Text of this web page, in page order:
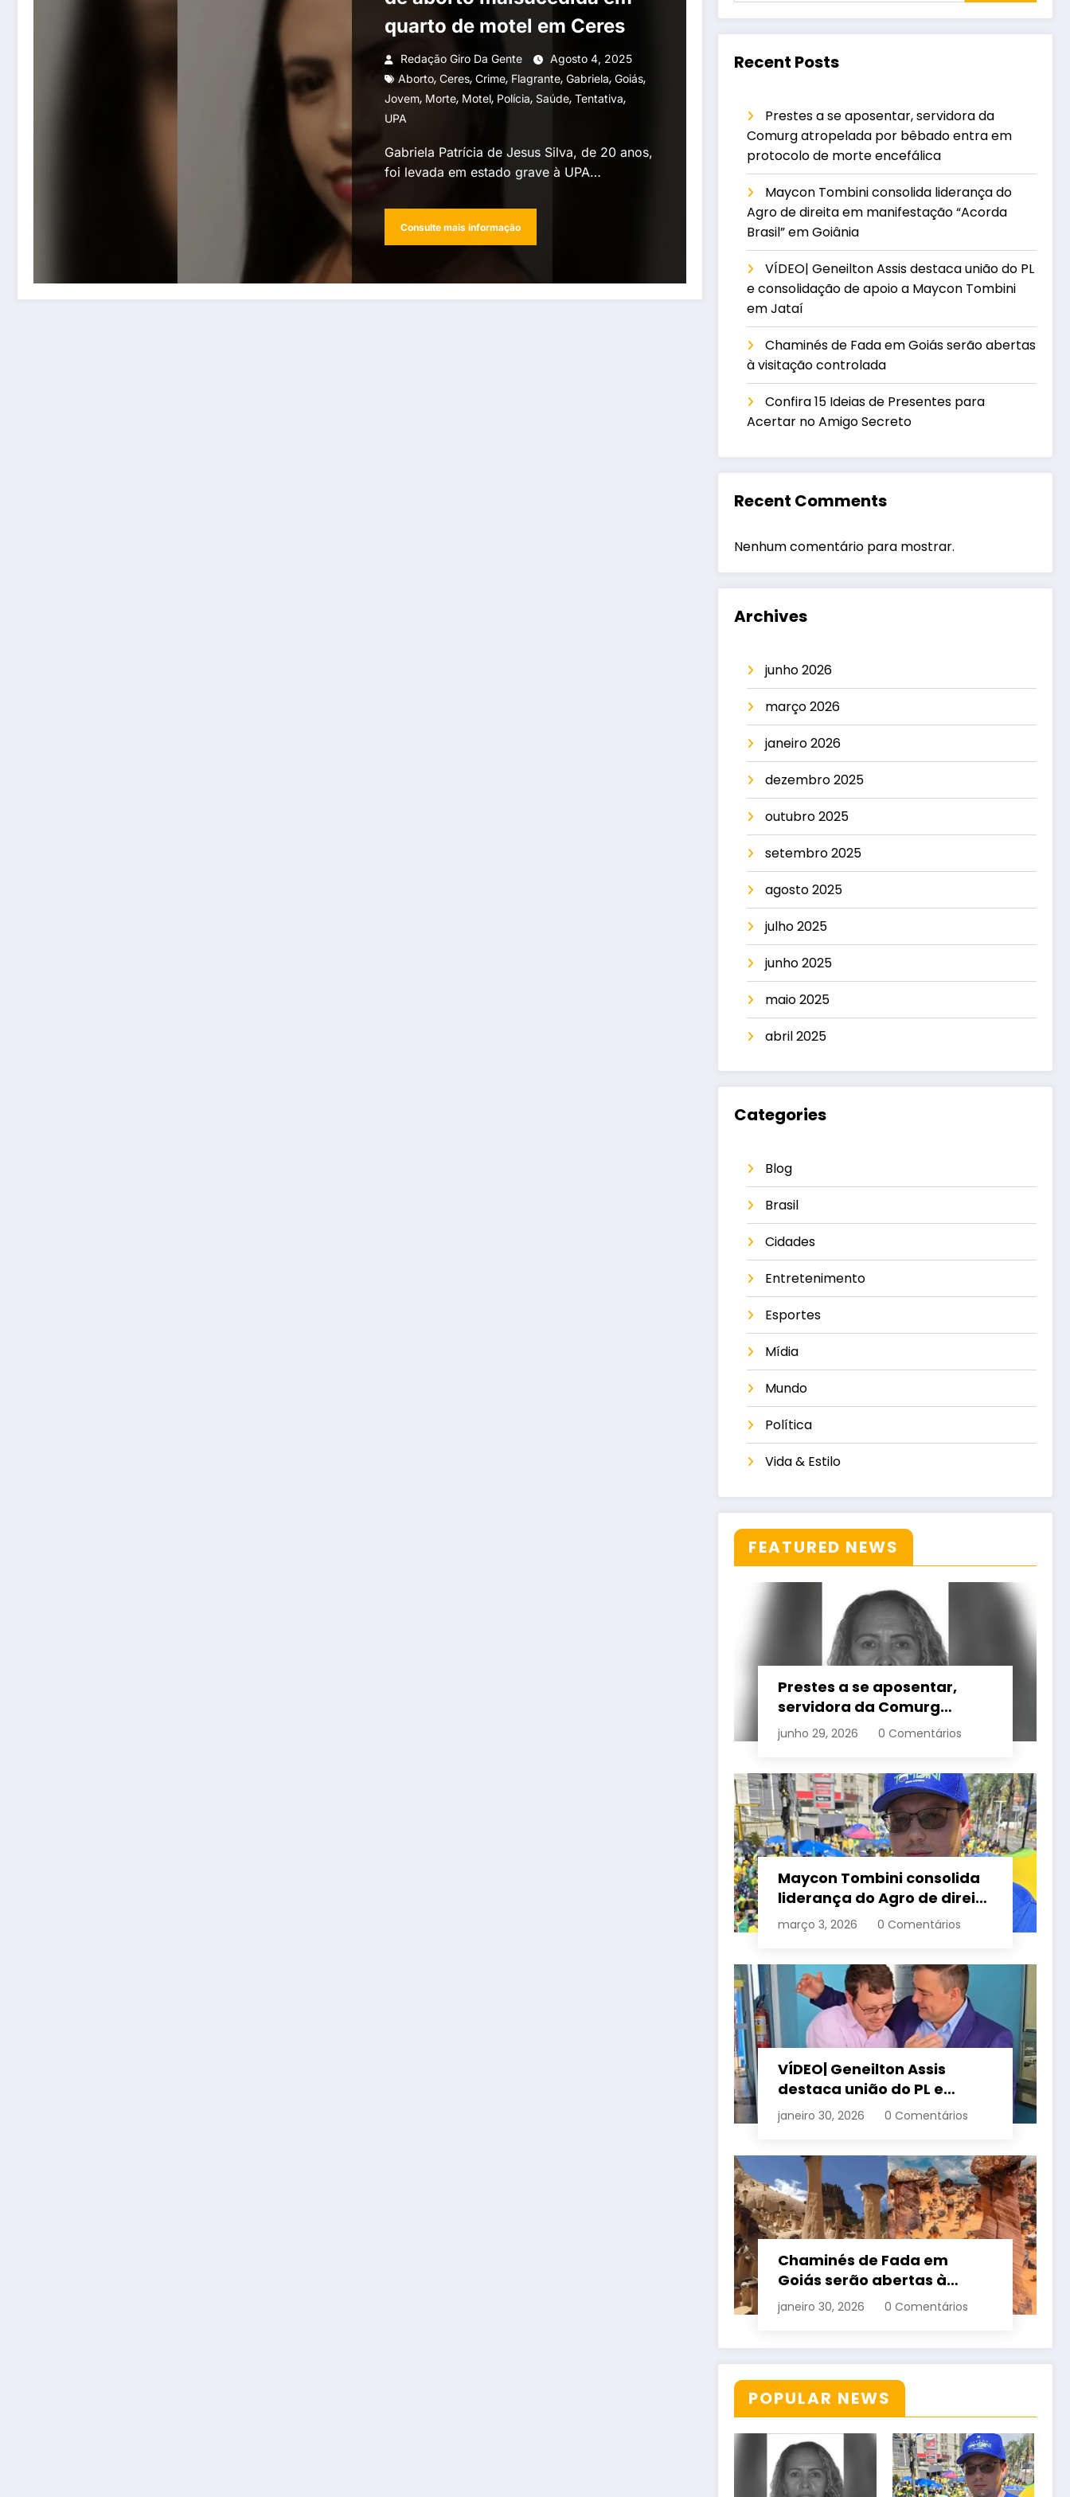
quarto de motel em Ceres
Redação Giro Da Gente
Agosto 4, 2025
Aborto, Ceres, Crime, Flagrante, Gabriela, Goiás,
Jovem, Morte, Motel, Polícia, Saúde, Tentativa,
UPA
Gabriela Patrícia de Jesus Silva, de 20 anos,
foi levada em estado grave à UPA…
Consulte mais informação
Recent Posts
Prestes a se aposentar, servidora da
Comurg atropelada por bêbado entra em
protocolo de morte encefálica
Maycon Tombini consolida liderança do
Agro de direita em manifestação “Acorda
Brasil” em Goiânia
VÍDEO| Geneilton Assis destaca união do PL
e consolidação de apoio a Maycon Tombini
em Jataí
Chaminés de Fada em Goiás serão abertas
à visitação controlada
Confira 15 Ideias de Presentes para
Acertar no Amigo Secreto
Recent Comments
Nenhum comentário para mostrar.
Archives
junho 2026
março 2026
janeiro 2026
dezembro 2025
outubro 2025
setembro 2025
agosto 2025
julho 2025
junho 2025
maio 2025
abril 2025
Categories
Blog
Brasil
Cidades
Entretenimento
Esportes
Mídia
Mundo
Política
Vida & Estilo
FEATURED NEWS
Prestes a se aposentar,
servidora da Comurg
atropelada por bêbado
entra em protocolo de
junho 29, 2026 0 Comentários
Maycon Tombini consolida
liderança do Agro de direita
em manifestação “Acorda
Brasil” em Goiânia
março 3, 2026 0 Comentários
VÍDEO| Geneilton Assis
destaca união do PL e
consolidação de apoio a
Maycon Tombini em Jataí
janeiro 30, 2026 0 Comentários
Chaminés de Fada em
Goiás serão abertas à
visitação controlada
janeiro 30, 2026 0 Comentários
POPULAR NEWS